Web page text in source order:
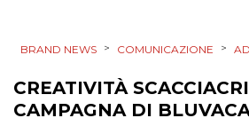
PRODOTTI
PUNTI VENDITA
BRAND NEWS > COMUNICAZIONE >
CREATIVITÀ
CAMPAGNA DI